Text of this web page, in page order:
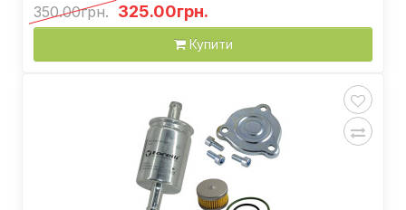
350.00грн. 325.00грн.
Купити